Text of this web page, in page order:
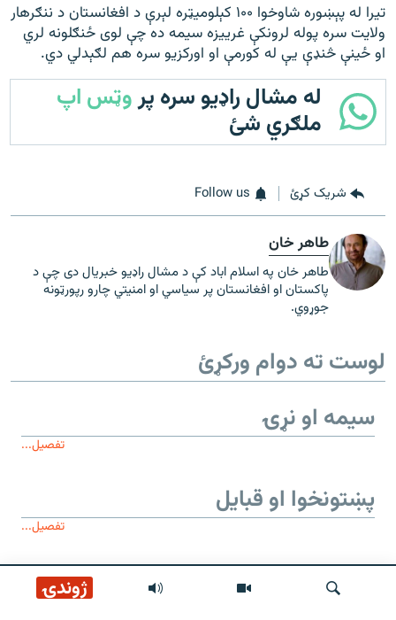
ژوندۍ
تیرا له پېښوره شاوخوا ۱۰۰ کېلومیټره لېرې د افغانستان د ننګرهار
ولایت سره پوله لرونکې غرییزه سیمه ده چې لوی ځنګلونه لري
او ځینې څنډې یې له کورمې او اورکزیو سره هم لګېدلي دي.
له مشال راډیو سره پروټس اپ
ملګري شئ
شریک کړئ Follow us
طاهر خان
طاهر خان په اسلام اباد کې د مشال راډیو خبریال دی چې د
پاکستان او افغانستان پر سیاسي او امنیتي چارو رپورټونه
جوړوي.
لوست ته دوام ورکړئ
سیمه او نړۍ
تفصیل...
پښتونخوا او قبایل
تفصیل...
موږ وڅارئ